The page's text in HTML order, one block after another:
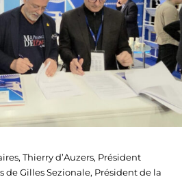
Thierry d’Auzers, Président
de Gilles Sezionale, Président de la